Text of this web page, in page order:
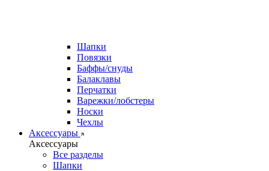
Шапки
Повязки
Баффы/снуды
Балаклавы
Перчатки
Варежки/лобстеры
Носки
Чехлы
Аксессуары
Аксессуары
Все разделы
Шапки